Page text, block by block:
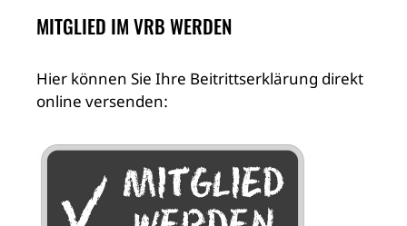
MITGLIED IM VRB WERDEN
Hier können Sie Ihre Beitrittserklärung direkt
online versenden: